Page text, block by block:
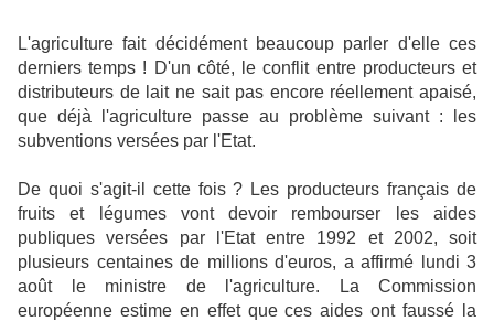
L'agriculture fait décidément beaucoup parler d'elle ces
derniers temps ! D'un côté, le conflit entre producteurs et
distributeurs de lait ne sait pas encore réellement apaisé,
que déjà l'agriculture passe au problème suivant : les
subventions versées par l'Etat.
De quoi s'agit-il cette fois ? Les producteurs français de
fruits et légumes vont devoir rembourser les aides
publiques versées par l'Etat entre 1992 et 2002, soit
plusieurs centaines de millions d'euros, a affirmé lundi 3
août le ministre de l'agriculture. La Commission
européenne estime en effet que ces aides ont faussé la